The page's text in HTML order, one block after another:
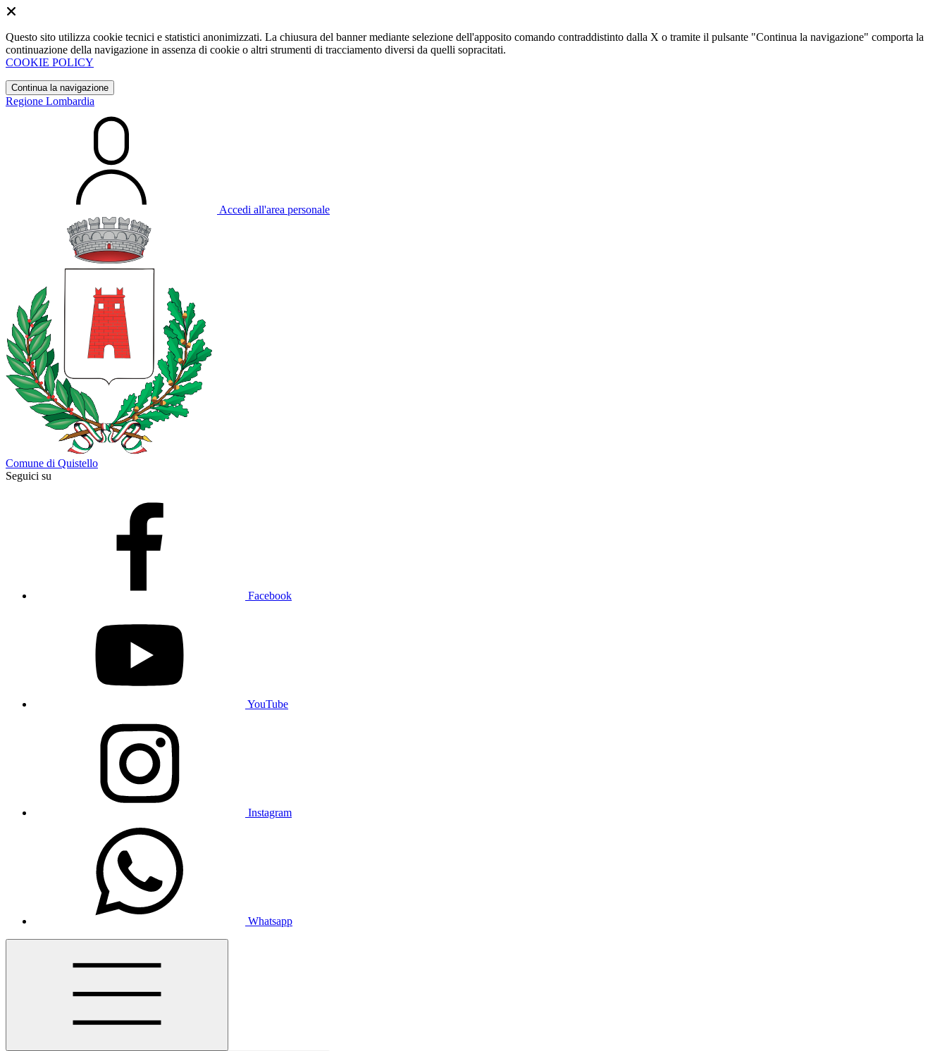
Questo sito utilizza cookie tecnici e statistici anonimizzati. La chiusura del banner mediante selezione dell'apposito comando contraddistinto dalla X o tramite il pulsante "Continua la navigazione" comporta la
continuazione della navigazione in assenza di cookie o altri strumenti di tracciamento diversi da quelli sopracitati.
COOKIE POLICY
Continua la navigazione
Regione Lombardia
Accedi all'area personale
Comune di Quistello
Seguici su
Facebook
YouTube
Instagram
Whatsapp